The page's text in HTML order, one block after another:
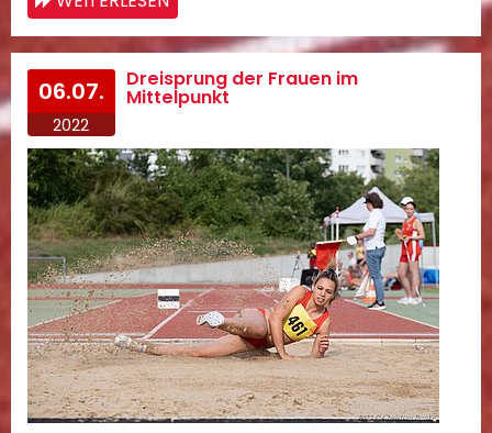
06.07.
2022
Dreisprung der Frauen im
Mittelpunkt